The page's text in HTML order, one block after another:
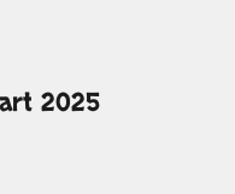
2025